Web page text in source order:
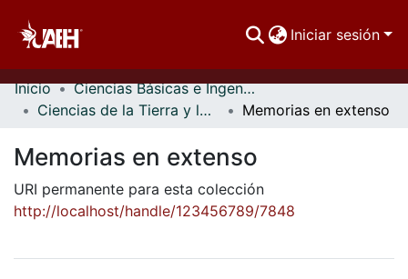
Iniciar sesión
Comunidades
Inicio
Ciencias Básicas e Ingeniería
Ciencias de la Tierra y los Materiales
Memorias en extenso
Memorias en extenso
URI permanente para esta colección
http://localhost/handle/123456789/7848